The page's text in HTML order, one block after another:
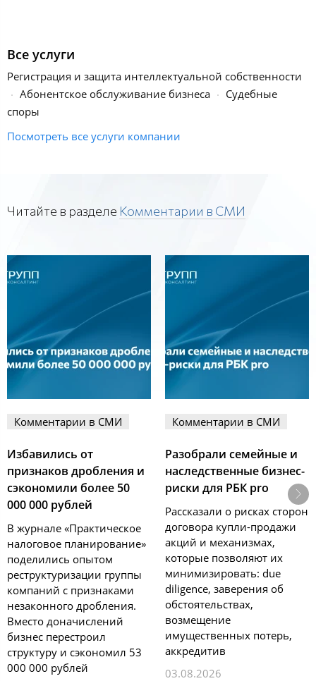
Все услуги
Регистрация и защита интеллектуальной собственности
Абонентское обслуживание бизнеса
Судебные
споры
Посмотреть все услуги компании
Читайте в разделе Комментарии в СМИ
Комментарии в СМИ
Избавились от
признаков дробления и
сэкономили более 50
000 000 рублей
В журнале «Практическое
налоговое планирование»
поделились опытом
реструктуризации группы
компаний с признаками
незаконного дробления.
Вместо доначислений
бизнес перестроил
структуру и сэкономил 53
000 000 рублей
Комментарии в СМИ
Разобрали семейные и
наследственные бизнес-
риски для РБК pro
Рассказали о рисках сторон
договора купли-продажи
акций и механизмах,
которые позволяют их
минимизировать: due
diligence, заверения об
обстоятельствах,
возмещение
имущественных потерь,
аккредитив
03.08.2026